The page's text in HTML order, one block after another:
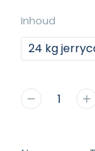
Inhoud
24 kg